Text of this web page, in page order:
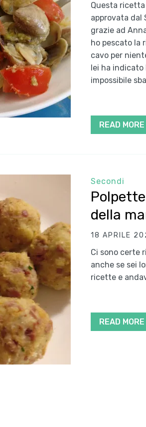
Questa
approvata dal
grazie ad
ho pescato la
cavo per
lei ha indicato
impossibile
READ MORE
Secondi
della
18 APRILE
Ci sono certe
anche se sei
ricette e
READ MORE